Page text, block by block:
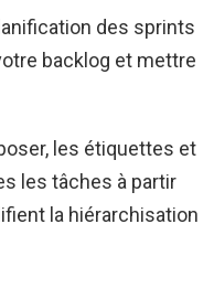
des sprints
backlog et mettre
les étiquettes et
les tâches à partir
la hiérarchisation